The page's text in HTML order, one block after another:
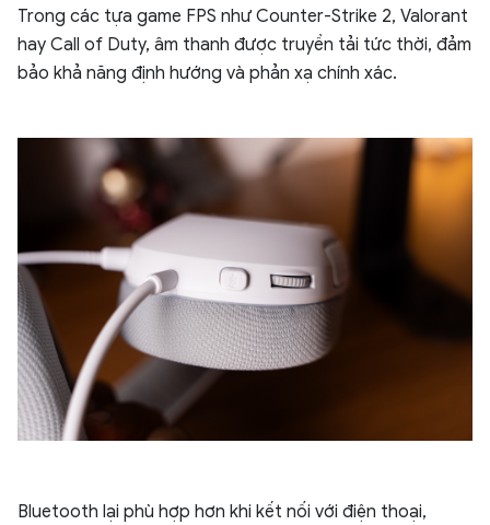
Trong các tựa game FPS như Counter-Strike 2, Valorant
hay Call of Duty, âm thanh được truyền tải tức thời, đảm
bảo khả năng định hướng và phản xạ chính xác.
Bluetooth lại phù hợp hơn khi kết nối với điện thoại,